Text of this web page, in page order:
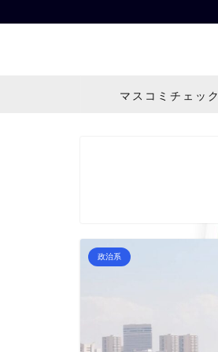
マスコミチェック
政治系